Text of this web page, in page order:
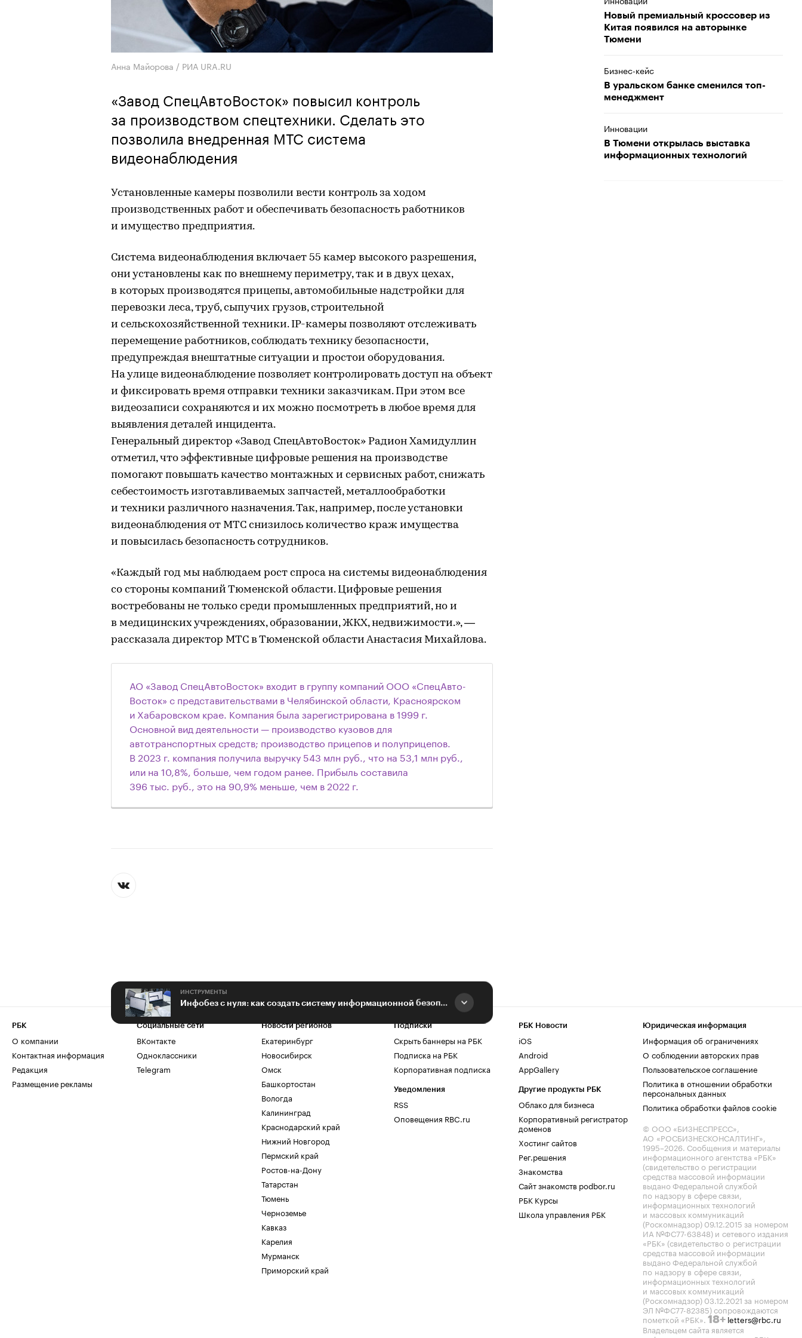
Анна Майорова / РИА URA.RU
«Завод СпецАвтоВосток» повысил контроль
за производством спецтехники. Сделать это
позволила внедренная МТС система
видеонаблюдения
Установленные камеры позволили вести контроль за ходом
производственных работ и обеспечивать безопасность работников
и имущество предприятия.
Система видеонаблюдения включает 55 камер высокого разрешения,
они установлены как по внешнему периметру, так и в двух цехах,
в которых производятся прицепы, автомобильные надстройки для
перевозки леса, труб, сыпучих грузов, строительной
и сельскохозяйственной техники. IP-камеры позволяют отслеживать
перемещение работников, соблюдать технику безопасности,
предупреждая внештатные ситуации и простои оборудования.
На улице видеонаблюдение позволяет контролировать доступ на объект
и фиксировать время отправки техники заказчикам. При этом все
видеозаписи сохраняются и их можно посмотреть в любое время для
выявления деталей инцидента.
Генеральный директор «Завод СпецАвтоВосток» Радион Хамидуллин
отметил, что эффективные цифровые решения на производстве
помогают повышать качество монтажных и сервисных работ, снижать
себестоимость изготавливаемых запчастей, металлообработки
и техники различного назначения. Так, например, после установки
видеонаблюдения от МТС снизилось количество краж имущества
и повысилась безопасность сотрудников.
«Каждый год мы наблюдаем рост спроса на системы видеонаблюдения
со стороны компаний Тюменской области. Цифровые решения
востребованы не только среди промышленных предприятий, но и
в медицинских учреждениях, образовании, ЖКХ, недвижимости.», —
рассказала директор МТС в Тюменской области Анастасия Михайлова.
АО «Завод СпецАвтоВосток» входит в группу компаний ООО «СпецАвто-
Восток» с представительствами в Челябинской области, Красноярском
и Хабаровском крае. Компания была зарегистрирована в 1999 г.
Основной вид деятельности — производство кузовов для
автотранспортных средств; производство прицепов и полуприцепов.
В 2023 г. компания получила выручку 543 млн руб., что на 53,1 млн руб.,
или на 10,8%, больше, чем годом ранее. Прибыль составила
396 тыс. руб., это на 90,9% меньше, чем в 2022 г.
ИНСТРУМЕНТЫ
Инфобез с нуля: как создать систему информационной безопасности компании
Новый премиальный кроссовер из
Китая появился на авторынке
Тюмени
Бизнес-кейс
В уральском банке сменился топ-
менеджмент
Инновации
В Тюмени открылась выставка
информационных технологий
РБК
О компании
Контактная информация
Редакция
Размещение рекламы
Социальные сети
ВКонтакте
Одноклассники
Telegram
Новости регионов
Екатеринбург
Новосибирск
Омск
Башкортостан
Вологда
Калининград
Краснодарский край
Нижний Новгород
Пермский край
Ростов-на-Дону
Татарстан
Тюмень
Черноземье
Кавказ
Карелия
Мурманск
Приморский край
Подписки
Скрыть баннеры на РБК
Подписка на РБК
Корпоративная подписка
Уведомления
RSS
Оповещения RBC.ru
РБК Новости
iOS
Android
AppGallery
Другие продукты РБК
Облако для бизнеса
Корпоративный регистратор
доменов
Хостинг сайтов
Рег.решения
Знакомства
Сайт знакомств podbor.ru
РБК Курсы
Школа управления РБК
Юридическая информация
Информация об ограничениях
О соблюдении авторских прав
Пользовательское соглашение
Политика в отношении обработки
персональных данных
Политика обработки файлов cookie
© ООО «БИЗНЕСПРЕСС»,
АО «РОСБИЗНЕСКОНСАЛТИНГ»,
1995–2026. Сообщения и материалы
информационного агентства «РБК»
(свидетельство о регистрации
средства массовой информации
выдано Федеральной службой
по надзору в сфере связи,
информационных технологий
и массовых коммуникаций
(Роскомнадзор) 09.12.2015 за номером
ИА №ФС77-63848) и сетевого издания
«РБК» (свидетельство о регистрации
средства массовой информации
выдано Федеральной службой
по надзору в сфере связи,
информационных технологий
и массовых коммуникаций
(Роскомнадзор) 03.12.2021 за номером
ЭЛ №ФС77-82385) сопровождаются
пометкой «РБК». 18+ letters@rbc.ru
Владельцем сайта является